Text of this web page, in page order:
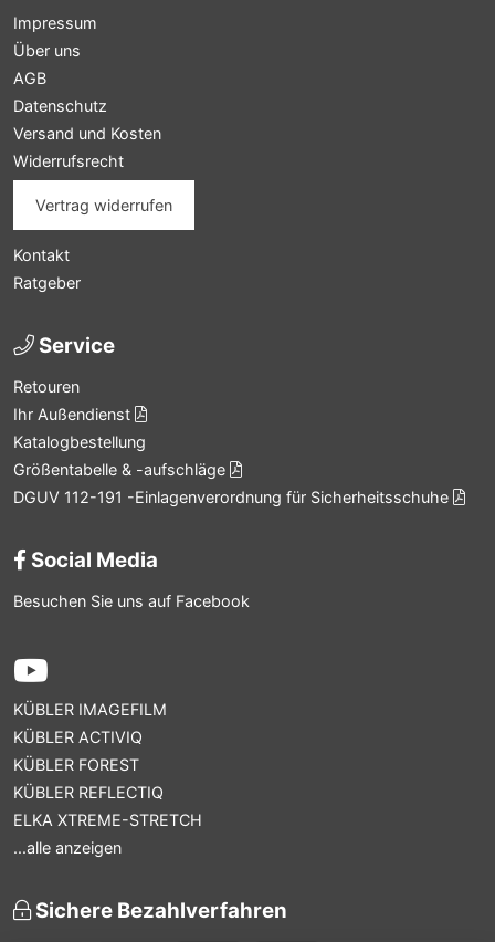
Impressum
Über uns
AGB
Datenschutz
Versand und Kosten
Widerrufsrecht
Vertrag widerrufen
Kontakt
Ratgeber
Service
Retouren
Ihr Außendienst
Katalogbestellung
Größentabelle & -aufschläge
DGUV 112-191 -Einlagenverordnung für Sicherheitsschuhe
Social Media
Besuchen Sie uns auf Facebook
KÜBLER IMAGEFILM
KÜBLER ACTIVIQ
KÜBLER FOREST
KÜBLER REFLECTIQ
ELKA XTREME-STRETCH
...alle anzeigen
Sichere Bezahlverfahren